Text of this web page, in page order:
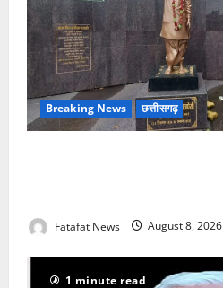
Breaking News छत्तीसगढ़
Fatafat News August 8, 2026
1 minute read